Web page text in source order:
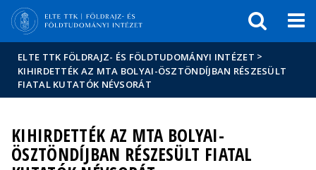
Hírek
Események
ELTE a
sajtóban
ELTE TTK FÖLDRAJZ- ÉS FÖLDTUDOMÁNYI INTÉZET >
KIHIRDETTÉK AZ MTA BOLYAI-ÖSZTÖNDÍJBAN RÉSZESÜLT
FIATAL KUTATÓK NÉVSORÁT
KIHIRDETTÉK AZ MTA BOLYAI-
ÖSZTÖNDÍJBAN RÉSZESÜLT FIATAL